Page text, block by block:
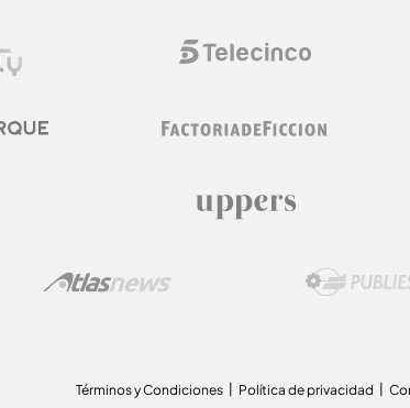
Términos y Condiciones Política de privacidad